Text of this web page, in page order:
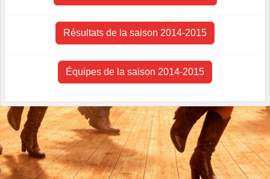
Résultats de la saison 2014-2015
Équipes de la saison 2014-2015